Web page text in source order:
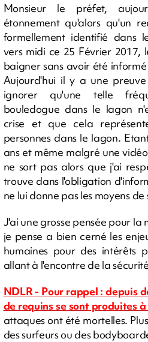
Monsieur le préfet,
étonnement qu'alors qu'un
formellement identifié dans
vers midi ce 25 Février 2017,
baigner sans avoir été
Aujourd'hui il y a une
ignorer qu'une telle
bouledogue dans le lagon
crise et que cela
personnes dans le lagon.
ans et même malgré une
ne sort pas alors que j'ai
trouve dans l'obligation
ne lui donne pas les moyens de
J'ai une grosse pensée pour la
je pense a bien cerné les
humaines pour des intérêts
allant à l'encontre de la
NDLR - Pour rappel : depuis
de requins se sont produites
attaques ont été mortelles.
des surfeurs ou des